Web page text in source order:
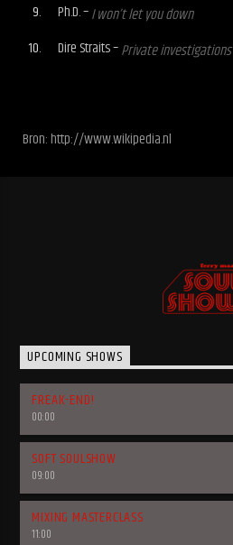
Ph.D. –I won’t let you down
Dire Straits –Private investigations
Bron: http://www.wikipedia.nl
UPCOMING SHOWS
FREAK-END!
00:00
SOFT SOULSHOW
09:00
MIXING MASTERCLASS
11:00